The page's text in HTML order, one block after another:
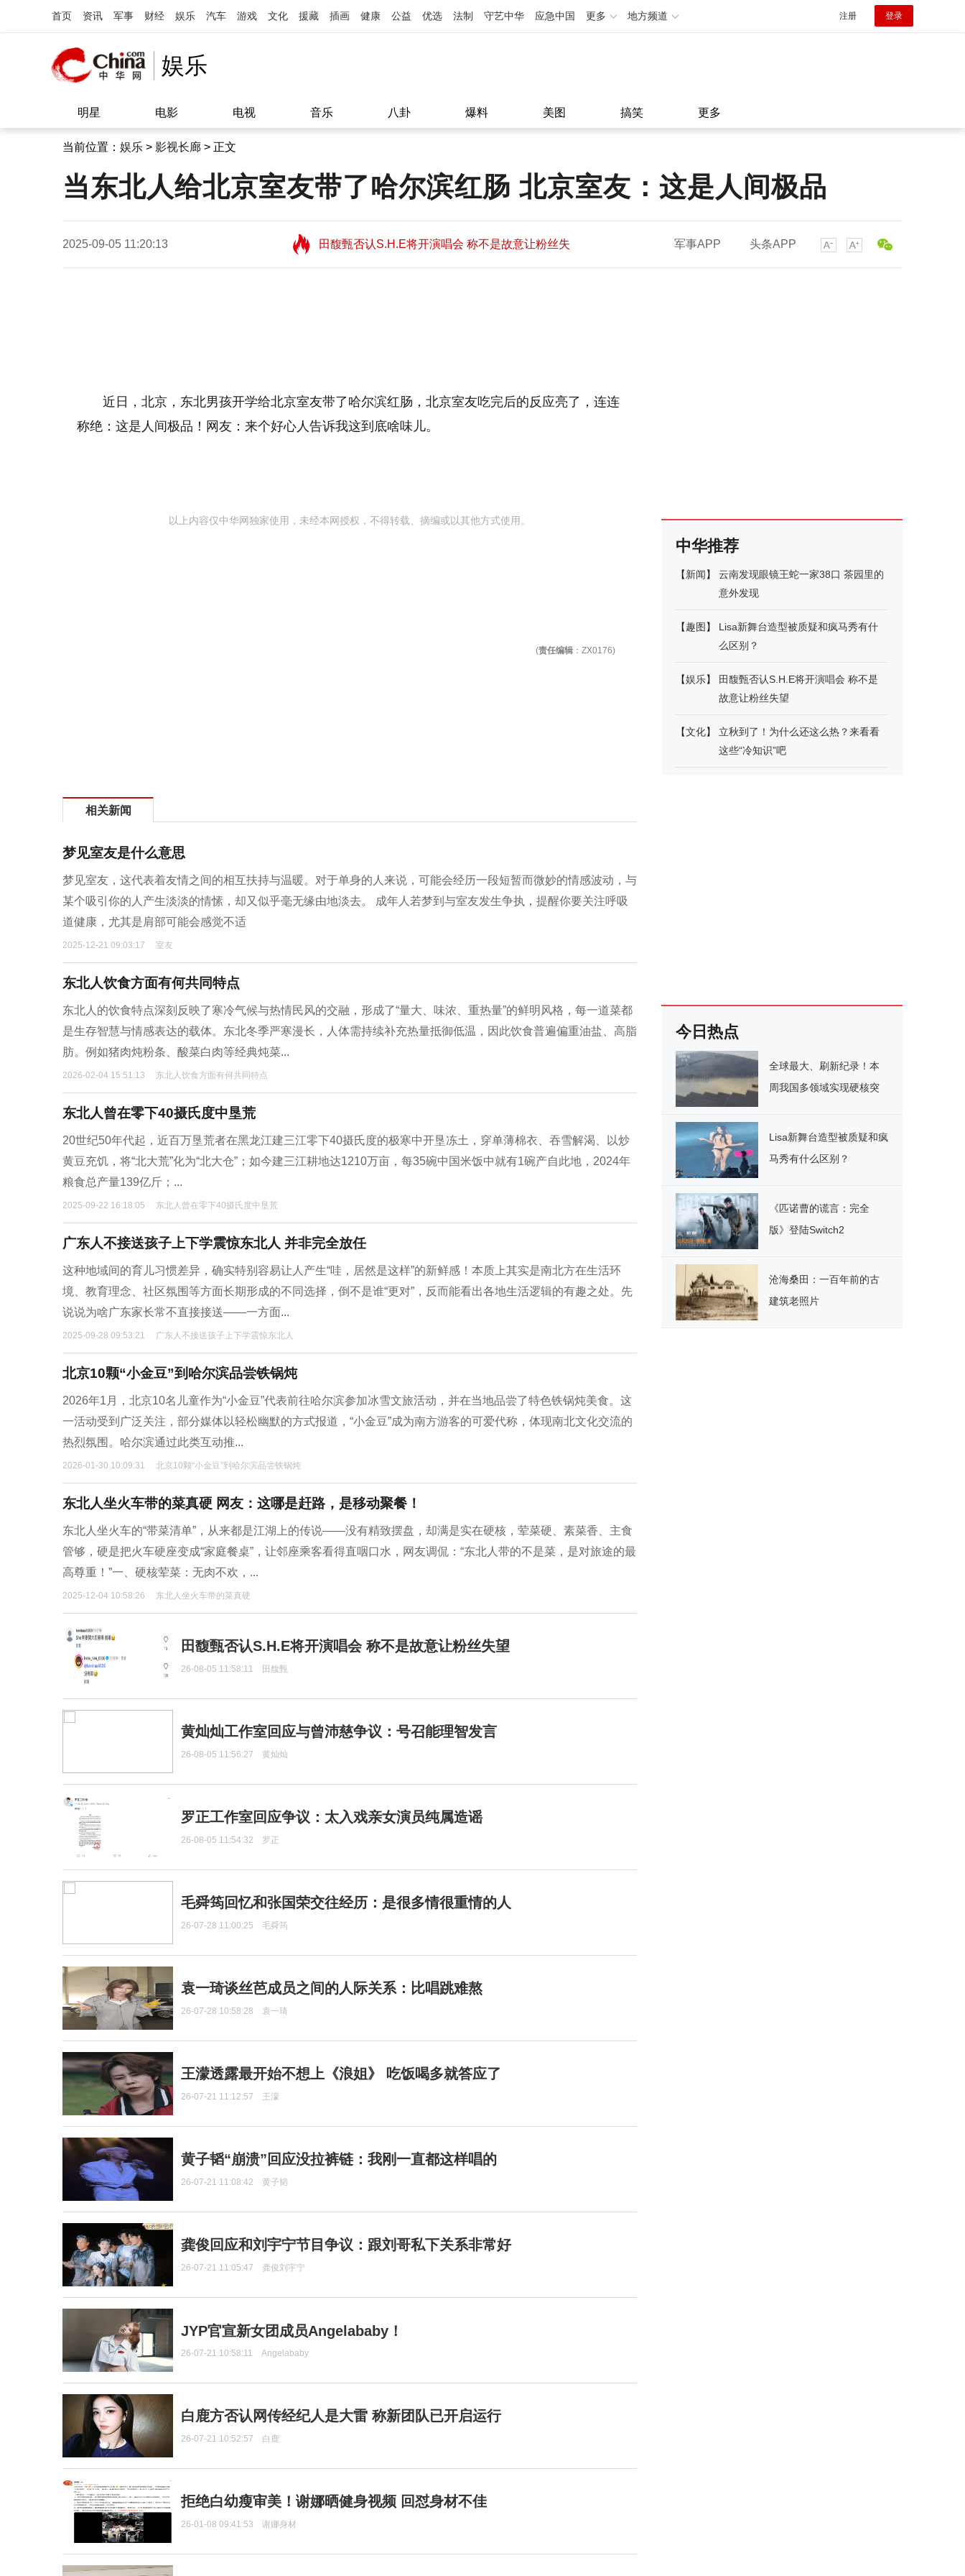
首页 资讯 军事 财经 娱乐 汽车 游戏 文化 援藏 插画 健康 公益 优选 法制 守艺中华 应急中国 更多 地方频道 注册 登录
娱乐
明星 电影 电视 音乐 八卦 爆料 美图 搞笑 更多
当前位置： 娱乐 > 影视长廊 > 正文
当东北人给北京室友带了哈尔滨红肠 北京室友：这是人间极品
2025-09-05 11:20:13
田馥甄否认S.H.E将开演唱会 称不是故意让粉丝失
军事APP 头条APP
近日，北京，东北男孩开学给北京室友带了哈尔滨红肠，北京室友吃完后的反应亮了，连连
称绝：这是人间极品！网友：来个好心人告诉我这到底啥味儿。
以上内容仅中华网独家使用，未经本网授权，不得转载、摘编或以其他方式使用。
(责任编辑 ：ZX0176)
相关新闻
梦见室友是什么意思
梦见室友，这代表着友情之间的相互扶持与温暖。对于单身的人来说，可能会经历一段短暂而微妙的情感波动，与
某个吸引你的人产生淡淡的情愫，却又似乎毫无缘由地淡去。 成年人若梦到与室友发生争执，提醒你要关注呼吸
道健康，尤其是肩部可能会感觉不适
2025-12-21 09:03:17 室友
东北人饮食方面有何共同特点
东北人的饮食特点深刻反映了寒冷气候与热情民风的交融，形成了“量大、味浓、重热量”的鲜明风格，每一道菜都
是生存智慧与情感表达的载体。东北冬季严寒漫长，人体需持续补充热量抵御低温，因此饮食普遍偏重油盐、高脂
肪。例如猪肉炖粉条、酸菜白肉等经典炖菜...
2026-02-04 15:51:13 东北人饮食方面有何共同特点
东北人曾在零下40摄氏度中垦荒
20世纪50年代起，近百万垦荒者在黑龙江建三江零下40摄氏度的极寒中开垦冻土，穿单薄棉衣、吞雪解渴、以炒
黄豆充饥，将“北大荒”化为“北大仓”；如今建三江耕地达1210万亩，每35碗中国米饭中就有1碗产自此地，2024年
粮食总产量139亿斤；...
2025-09-22 16:18:05 东北人曾在零下40摄氏度中垦荒
广东人不接送孩子上下学震惊东北人 并非完全放任
这种地域间的育儿习惯差异，确实特别容易让人产生“哇，居然是这样”的新鲜感！本质上其实是南北方在生活环
境、教育理念、社区氛围等方面长期形成的不同选择，倒不是谁“更对”，反而能看出各地生活逻辑的有趣之处。先
说说为啥广东家长常不直接接送——一方面...
2025-09-28 09:53:21 广东人不接送孩子上下学震惊东北人
北京10颗“小金豆”到哈尔滨品尝铁锅炖
2026年1月，北京10名儿童作为“小金豆”代表前往哈尔滨参加冰雪文旅活动，并在当地品尝了特色铁锅炖美食。这
一活动受到广泛关注，部分媒体以轻松幽默的方式报道，“小金豆”成为南方游客的可爱代称，体现南北文化交流的
热烈氛围。哈尔滨通过此类互动推...
2026-01-30 10:09:31 北京10颗“小金豆”到哈尔滨品尝铁锅炖
东北人坐火车带的菜真硬 网友：这哪是赶路，是移动聚餐！
东北人坐火车的“带菜清单”，从来都是江湖上的传说——没有精致摆盘，却满是实在硬核，荤菜硬、素菜香、主食
管够，硬是把火车硬座变成“家庭餐桌”，让邻座乘客看得直咽口水，网友调侃：“东北人带的不是菜，是对旅途的最
高尊重！”一、硬核荤菜：无肉不欢，...
2025-12-04 10:58:26 东北人坐火车带的菜真硬
田馥甄否认S.H.E将开演唱会 称不是故意让粉丝失望
26-08-05 11:58:11 田馥甄
黄灿灿工作室回应与曾沛慈争议：号召能理智发言
26-08-05 11:56:27 黄灿灿
罗正工作室回应争议：太入戏亲女演员纯属造谣
26-08-05 11:54:32 罗正
毛舜筠回忆和张国荣交往经历：是很多情很重情的人
26-07-28 11:00:25 毛舜筠
袁一琦谈丝芭成员之间的人际关系：比唱跳难熬
26-07-28 10:58:28 袁一琦
王濛透露最开始不想上《浪姐》 吃饭喝多就答应了
26-07-21 11:12:57 王濛
黄子韬“崩溃”回应没拉裤链：我刚一直都这样唱的
26-07-21 11:08:42 黄子韬
龚俊回应和刘宇宁节目争议：跟刘哥私下关系非常好
26-07-21 11:05:47 龚俊刘宇宁
JYP官宣新女团成员Angelababy！
26-07-21 10:58:11 Angelababy
白鹿方否认网传经纪人是大雷 称新团队已开启运行
26-07-21 10:52:57 白鹿
拒绝白幼瘦审美！谢娜晒健身视频 回怼身材不佳
26-01-08 09:41:53 谢娜身材
中华推荐
【新闻】
云南发现眼镜王蛇一家38口 茶园里的
意外发现
【趣图 】
Lisa新舞台造型被质疑和疯马秀有什
么区别？
【娱乐】
田馥甄否认S.H.E将开演唱会 称不是
故意让粉丝失望
【文化】
立秋到了！为什么还这么热？来看看
这些“冷知识”吧
今日热点
全球最大、刷新纪录！本
周我国多领域实现硬核突
Lisa新舞台造型被质疑和疯
马秀有什么区别？
《匹诺曹的谎言：完全
版》登陆Switch2
沧海桑田：一百年前的古
建筑老照片